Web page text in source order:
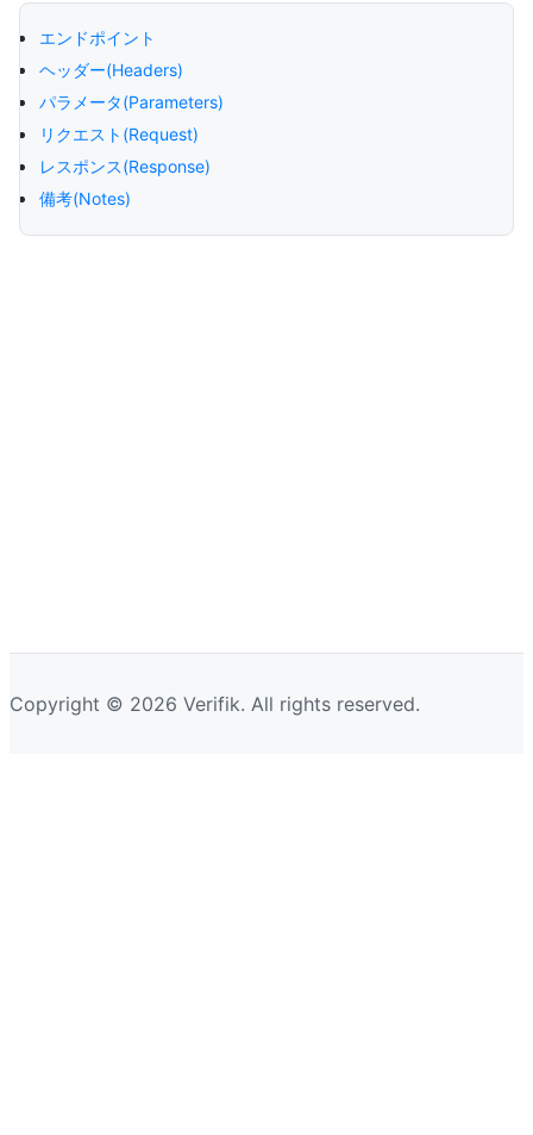
エンドポイント
ヘッダー(Headers)
パラメータ(Parameters)
リクエスト(Request)
レスポンス(Response)
備考(Notes)
Copyright © 2026 Verifik. All rights reserved.